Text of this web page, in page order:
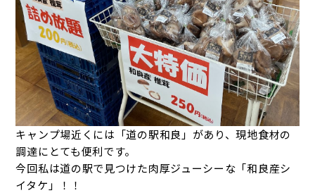
キャンプ場近くには「道の駅和良」があり、現地食材の
調達にとても便利です。
今回私は道の駅で見つけた肉厚ジューシーな「和良産シ
イタケ」！！